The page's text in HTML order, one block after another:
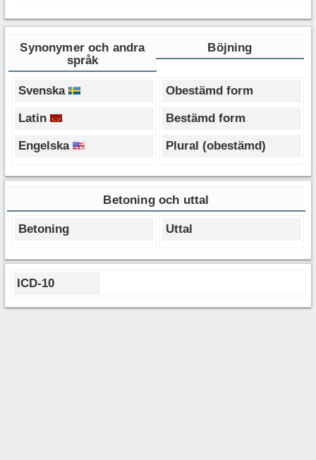
Synonymer och andra
språk
Böjning
Svenska
Latin
Engelska
Obestämd form
Bestämd form
Plural (obestämd)
Betoning och uttal
Betoning Uttal
ICD-10